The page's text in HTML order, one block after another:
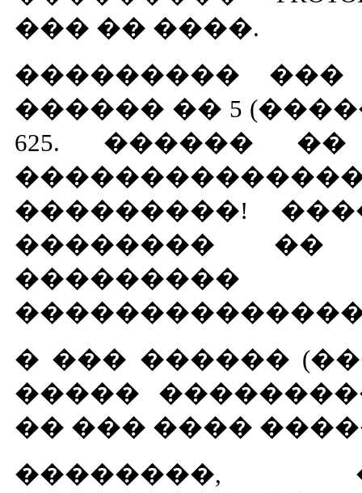
��� �� ����.
���������
������ �� 5 (�����)
625. ������
��������������
���������!
�������� ��
���������
� ��� ������
�����
�� ��� ����
��������,